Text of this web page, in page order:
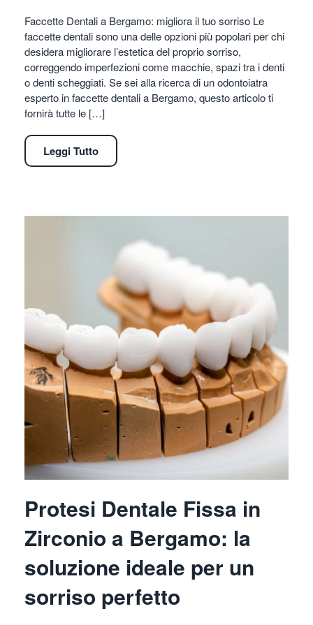
Faccette Dentali a Bergamo: migliora il tuo sorriso Le
faccette dentali sono una delle opzioni più popolari per chi
desidera migliorare l’estetica del proprio sorriso,
correggendo imperfezioni come macchie, spazi tra i denti
o denti scheggiati. Se sei alla ricerca di un odontoiatra
esperto in faccette dentali a Bergamo, questo articolo ti
fornirà tutte le […]
Leggi Tutto
Protesi Dentale Fissa in
Zirconio a Bergamo: la
soluzione ideale per un
sorriso perfetto